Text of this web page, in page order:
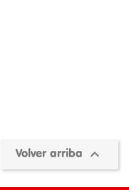
Volver arriba 